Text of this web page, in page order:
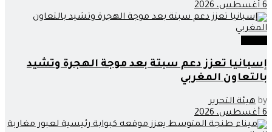
6 أغسطس، 2026
إسبانيا تعزز دعم سبتة بعد موجة الهجرة وتشيد
بالتعاون المغربي
by هيئة التحرير
6 أغسطس، 2026